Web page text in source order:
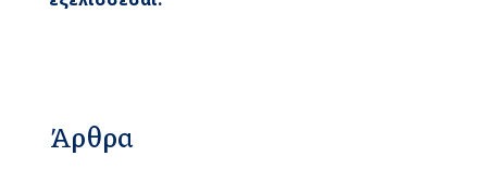
Άρθρα